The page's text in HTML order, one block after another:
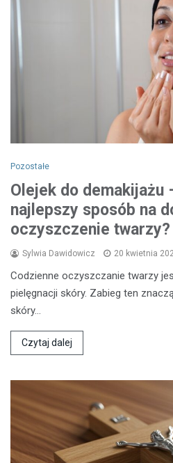
Pozostałe
Olejek do demakijażu
najlepszy sposób na
oczyszczenie twarzy?
Sylwia Dawidowicz 20 kwietnia
Codzienne oczyszczanie twarzy
pielęgnacji skóry. Zabieg ten
skóry…
Czytaj dalej